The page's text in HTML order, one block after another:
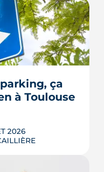
un
réorganise les
Toulouse
buttes de terre
plusieurs
bras de fer
ça
à Toulouse
2026